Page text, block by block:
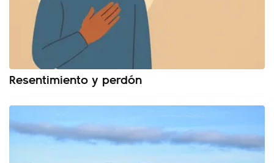
Resentimiento y perdón